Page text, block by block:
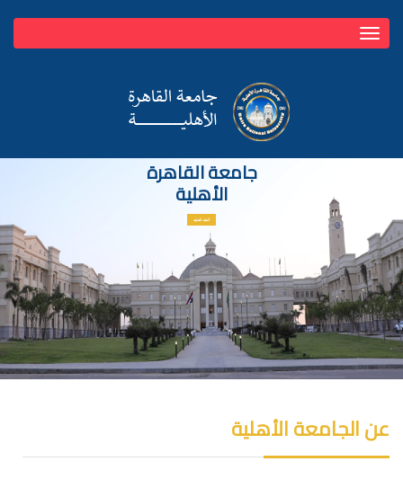
navigation
جامعة القاهرة
الأهلية
أعرف المزيد
عن الجامعة الأهلية